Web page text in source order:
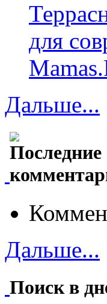
для
Дальше...
Дальше...
Поиск в